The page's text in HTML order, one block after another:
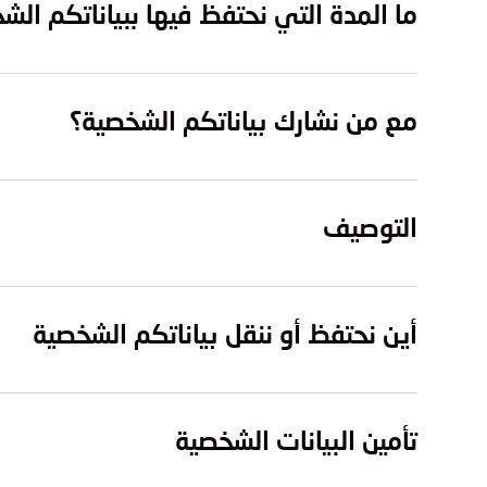
ما المدة التي نحتفظ فيها ببياناتكم
مع من نشارك بياناتكم الشخصية؟
التوصيف
أين نحتفظ أو ننقل بياناتكم الشخصية
تأمين البيانات الشخصية